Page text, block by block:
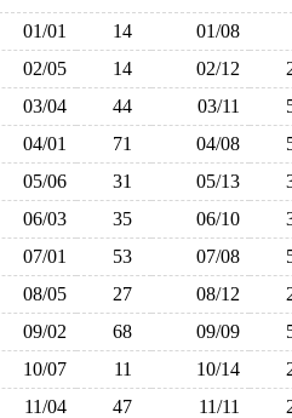
01/01 14
01/08
02/05 14 02/12
03/04 44 03/11
04/01 71 04/08
05/06 31 05/13
06/03 35 06/10
07/01 53 07/08
08/05 27 08/12
09/02 68 09/09
10/07 11 10/14
11/04 47 11/11